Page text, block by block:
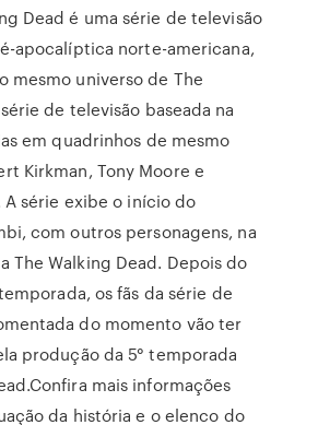
Dead é uma série de televisão
apocalíptica norte-americana,
mesmo universo de The
de televisão baseada na
em quadrinhos de mesmo
Kirkman, Tony Moore e
série exibe o início do
com outros personagens, na
The Walking Dead. Depois do
os fãs da série de
do momento vão ter
produção da 5° temporada
mais informações
da história e o elenco do